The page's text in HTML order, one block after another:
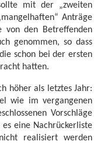
mit der „zweiten
Anträge
von den Betreffenden
genommen, so dass
schon bei der ersten
hatten.
höher als letztes Jahr:
wie im vergangenen
Vorschläge
eine Nachrückerliste
realisiert werden